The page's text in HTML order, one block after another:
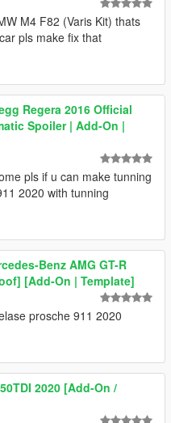
M4 F82 (Varis Kit) thats
pls make fix that
Regera 2016 Official
Spoiler | Add-On |
pls if u can make tunning
2020 with tunning
Benz AMG GT-R
[Add-On | Template]
prosche 911 2020
2020 [Add-On /